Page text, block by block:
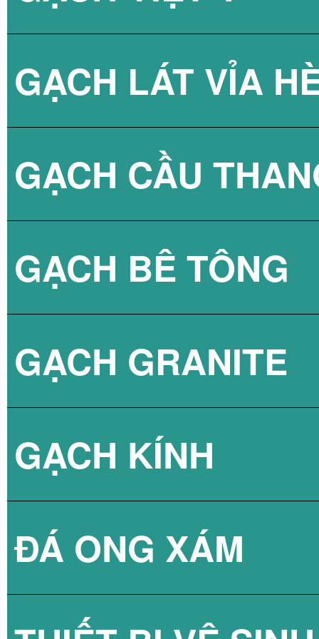
GẠCH LÁT VỈA
GẠCH BLOCK
GẠCH LÁT VỈA
GẠCH CẦU
GẠCH BÊ TÔNG
GẠCH 3D BÊ
GẠCH GRANITE
GẠCH KÍNH
GẠCH KÍNH
ĐÁ ONG XÁM